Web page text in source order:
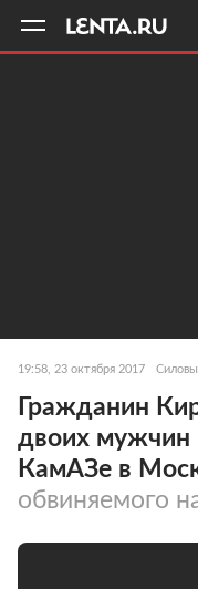
19:58, 23 октября 2017
Гражданин
двоих мужчин
КамАЗе в
обвиняемого